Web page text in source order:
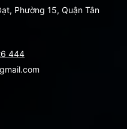
Phường 15, Quận Tân
444